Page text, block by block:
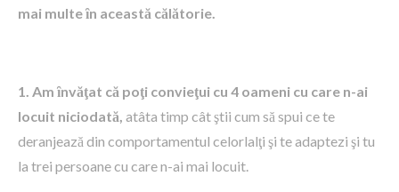
mai multe ȋn această călătorie.
1. Am ȋnvăţat că poţi convieţui cu 4 oameni cu care n-ai
locuit niciodată, atâta timp cât ştii cum să spui ce te
deranjează din comportamentul celorlalţi şi te adaptezi şi tu
la trei persoane cu care n-ai mai locuit.